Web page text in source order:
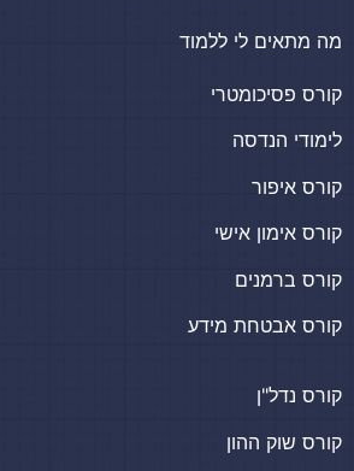
מה מתאים לי ללמוד
קורס פסיכומטרי
לימודי הנדסה
קורס איפור
קורס אימון אישי
קורס ברמנים
קורס אבטחת מידע
קורס נדל"ן
קורס שוק ההון